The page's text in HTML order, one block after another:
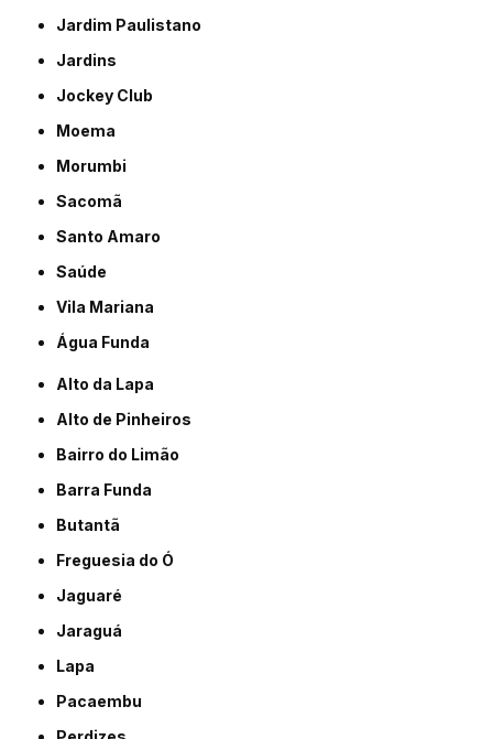
Jardim Paulistano
Jardins
Jockey Club
Moema
Morumbi
Sacomã
Santo Amaro
Saúde
Vila Mariana
Água Funda
Alto da Lapa
Alto de Pinheiros
Bairro do Limão
Barra Funda
Butantã
Freguesia do Ó
Jaguaré
Jaraguá
Lapa
Pacaembu